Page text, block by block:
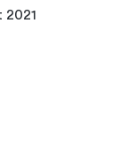
2021